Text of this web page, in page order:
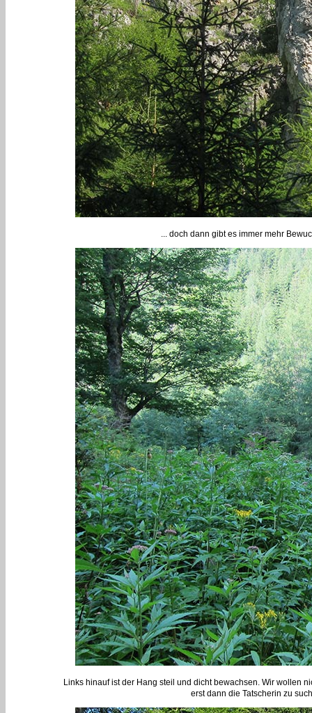
... doch dann gibt es immer mehr
Links hinauf ist der Hang steil und dicht bewachsen. Wir wollen
erst dann die Tatscherin zu